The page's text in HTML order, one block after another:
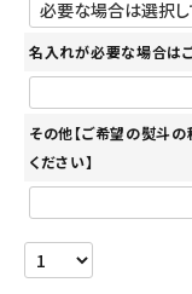
名入れが必要な場合は
その他【ご希望の熨斗
ください】